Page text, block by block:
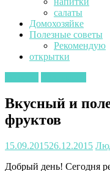
салаты
Домохозяйке
Полезные советы
Рекомендую
открытки
Вкусный и
фруктов
15.09.201526.12.2015
Добрый день! Сегодня